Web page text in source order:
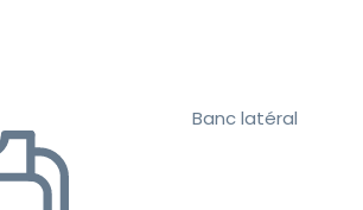
Banc latéral